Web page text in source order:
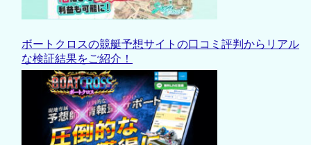
ボートクロスの競艇予想サイトの口コミ評判からリアル
な検証結果をご紹介！